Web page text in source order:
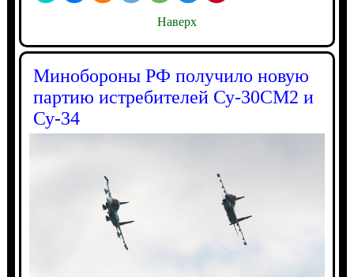
Наверх
Минобороны РФ получило новую
партию истребителей Су-30СМ2 и
Су-34